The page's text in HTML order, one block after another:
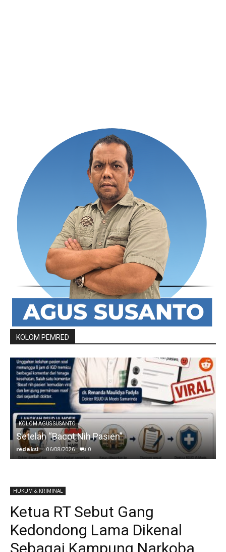
KOLOM PEMRED
KOLOM AGUS SUSANTO
Setelah “Bacot Nih Pasien”
redaksi - 06/08/2026 0